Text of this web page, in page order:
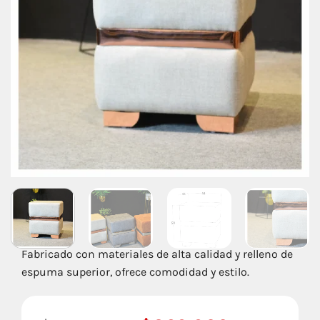
Fabricado con materiales de alta calidad y relleno de
espuma superior, ofrece comodidad y estilo.